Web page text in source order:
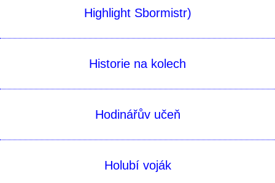
Highlight Sbormistr)
Historie na kolech
Hodinářův učeň
Holubí voják